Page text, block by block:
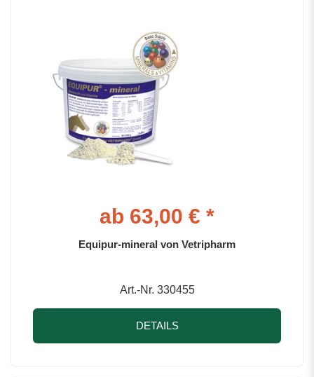
ab 63,00 € *
Equipur-mineral von Vetripharm
Art.-Nr. 330455
DETAILS